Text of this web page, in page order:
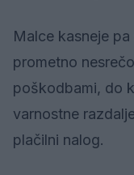
Malce kasneje
prometno
poškodbami, do
varnostne
plačilni nalog.